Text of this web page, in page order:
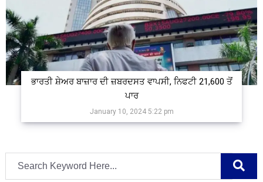
ਭਾਰਤੀ ਸ਼ੇਅਰ ਬਾਜ਼ਾਰ ਦੀ ਜ਼ਬਰਦਸਤ ਵਾਪਸੀ, ਨਿਫਟੀ 21,600 ਤੋਂ
ਪਾਰ
January 10, 2024 5:22 pm